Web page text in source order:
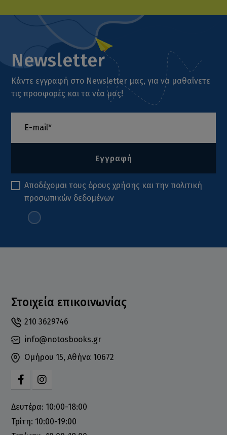
Newsletter
Κάντε εγγραφή στο Newsletter μας, για να μαθαίνετε
τις προσφορές και τα νέα μας!
Εγγραφή
Αποδέχομαι τους όρους χρήσης και τηνπολιτική
προσωπικών δεδομένων
Στοιχεία επικοινωνίας
210 3629746
info@notosbooks.gr
Ομήρου 15, Αθήνα 10672
Δευτέρα: 10:00-18:00
Τρίτη: 10:00-19:00